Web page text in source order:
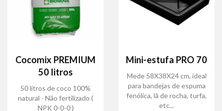
Cocomix PREMIUM
50 litros
50 litros de coco 100%
natural - Não fertilizado (
NPK 0-0-0 )
Mini-estufa PRO 70
Mede 58X38X24 cm, ideal
para bandejas de espuma
fenólica, lã de rocha, turfa,
etc...